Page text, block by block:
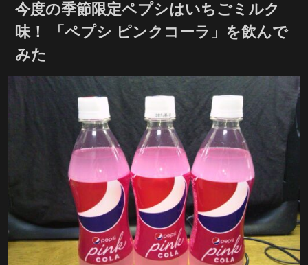
今度の季節限定ペプシはいちごミルク
味！ 「ペプシ ピンクコーラ」を飲んで
みた